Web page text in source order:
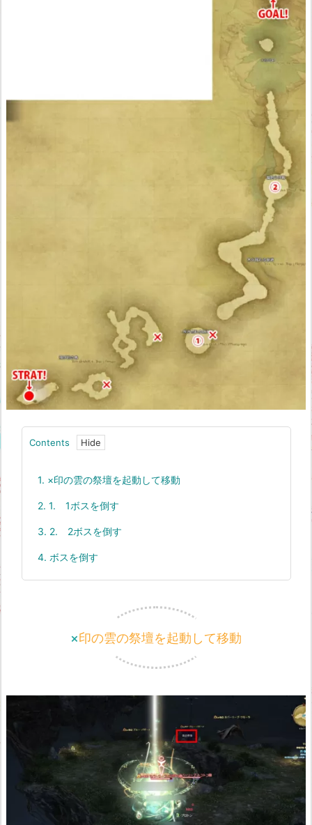
Contents
1. ×印の雲の祭壇を起動して移動
2. 1. 1ボスを倒す
3. 2. 2ボスを倒す
4. ボスを倒す
×印の雲の祭壇を起動して移動